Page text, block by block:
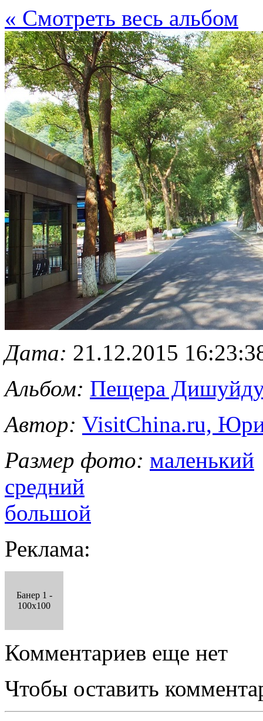
« Cмотреть весь альбом
Дата: 21.12.2015
Альбом: Пещера
Автор: VisitChina.ru,
Размер фото: маленький
средний
большой
Реклама:
Банер 1 -
100x100
Комментариев еще нет
Чтобы оставить